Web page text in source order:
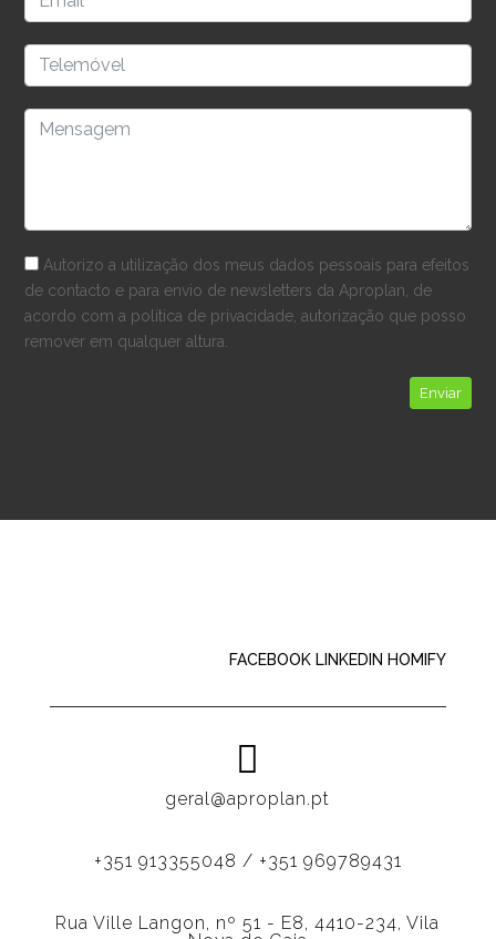
Autorizo a utilização dos meus dados pessoais para efeitos
de contacto e para envio de newsletters da Aproplan, de
acordo com a política de privacidade, autorização que posso
remover em qualquer altura.
Enviar
FACEBOOK LINKEDIN HOMIFY

geral@aproplan.pt
+351 913355048 / +351 969789431
Rua Ville Langon, nº 51 - E8, 4410-234, Vila